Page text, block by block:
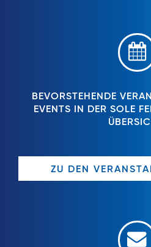
BEVORSTEHENDE
EVENTS IN DER SOLE
ZU DEN